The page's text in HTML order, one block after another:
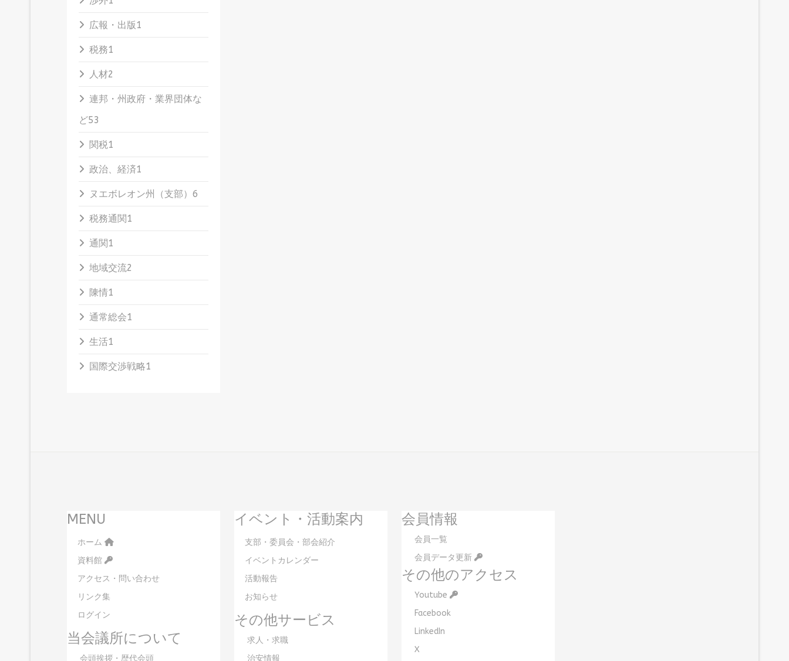
広報・出版1
税務1
人材2
連邦・州政府・業界団体な
ど53
関税1
政治、経済1
ヌエボレオン州（支部） 6
税務通関1
通関1
地域交流2
陳情1
通常総会1
生活1
国際交渉戦略1
MENU
ホーム
資料館
アクセス・問い合わせ
リンク集
ログイン
当会議所について
会頭挨拶・歴代会頭
イベント・活動案内
支部・委員会・部会紹介
イベントカレンダー
活動報告
お知らせ
その他サービス
求人・求職
治安情報
会員情報
会員一覧
会員データ更新
その他のアクセス
Youtube
Facebook
LinkedIn
X